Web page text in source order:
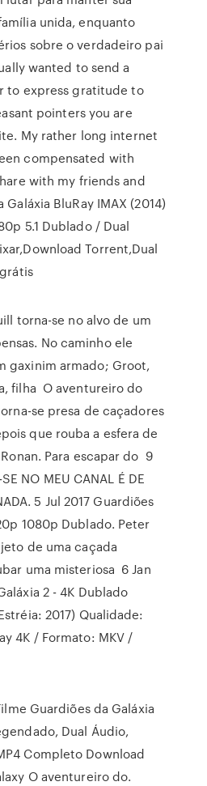
unida, enquanto
sobre o verdadeiro pai
wanted to send a
to express gratitude to
pointers you are
My rather long internet
compensated with
with my friends and
BluRay IMAX (2014)
5.1 Dublado / Dual
Torrent,Dual
torna-se no alvo de um
No caminho ele
gaxinim armado; Groot,
filha O aventureiro do
se presa de caçadores
que rouba a esfera de
Para escapar do 9
NO MEU CANAL É DE
5 Jul 2017 Guardiões
1080p Dublado. Peter
de uma caçada
uma misteriosa 6 Jan
2 - 4K Dublado
2017) Qualidade:
4K / Formato: MKV /
Guardiões da Galáxia
Dual Áudio,
Completo Download
O aventureiro do.